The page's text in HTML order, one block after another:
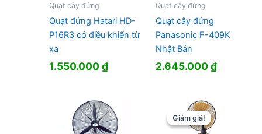
Quạt cây đứng
Quạt đứng Hatari HD-
P16R3 có điều khiển từ
xa
1.550.000₫
Quạt cây đứng
Quạt cây đứng
Panasonic F-409K
Nhật Bản
2.645.000₫
Giảm giá!
Giảm giá!